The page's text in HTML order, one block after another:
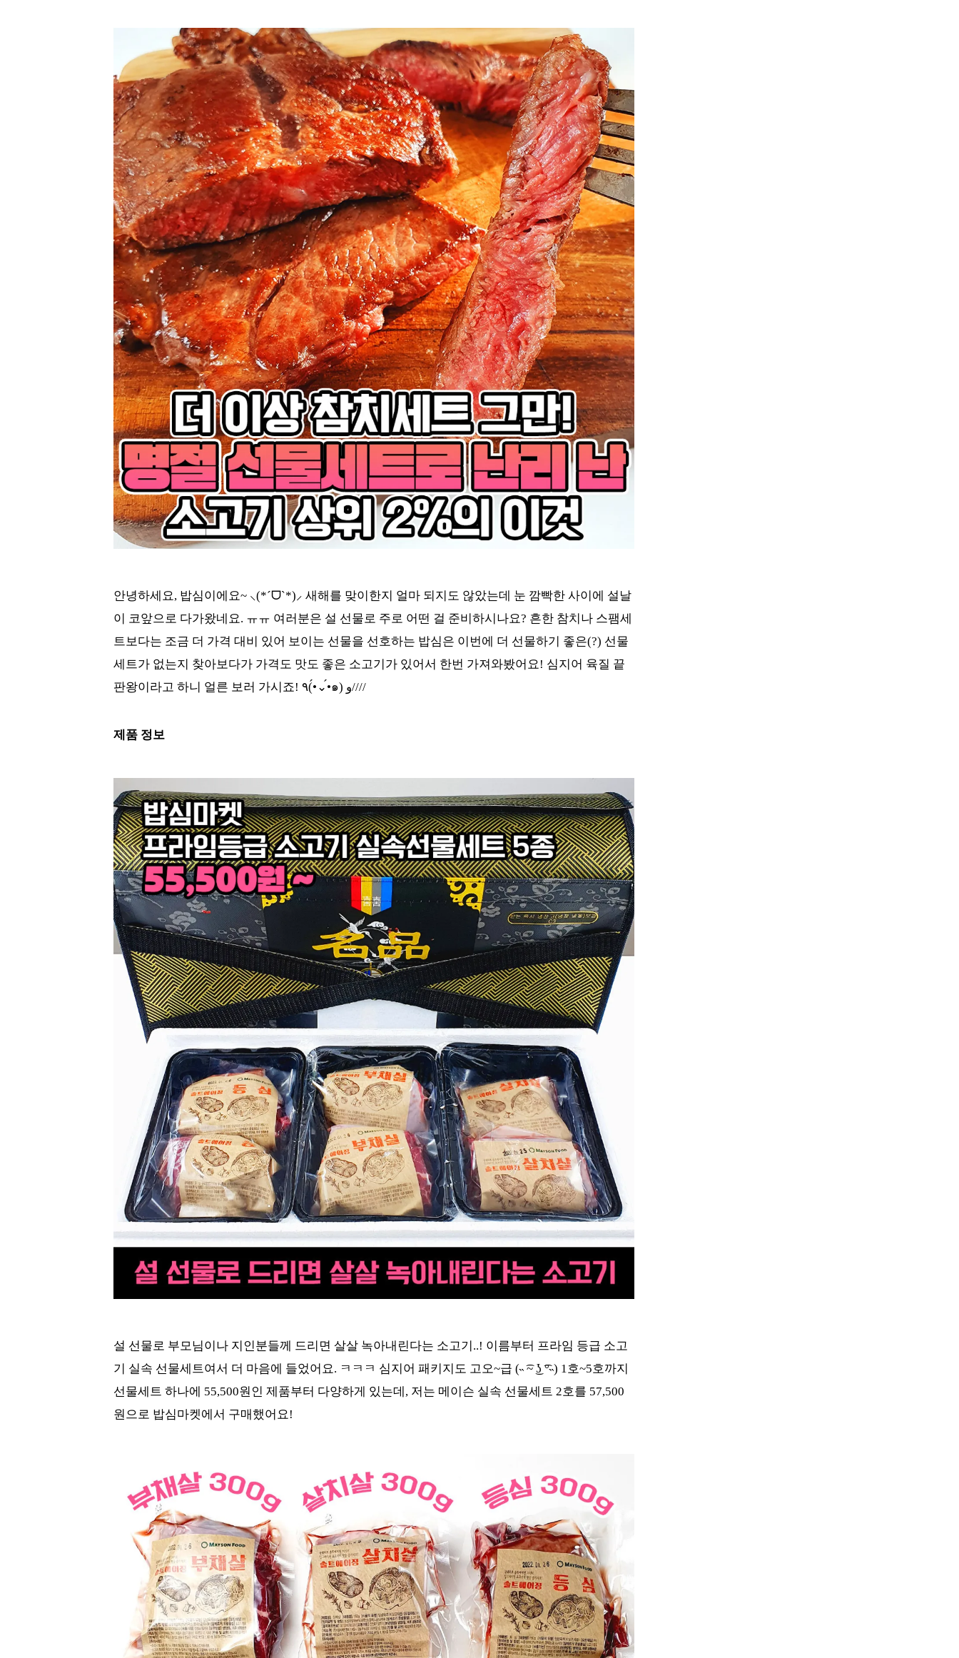
안녕하세요, 밥심이에요~ ⸜(*ˊᗜˋ*)⸝ 새해를 맞이한지 얼마 되지도 않았는데 눈 깜빡한 사이에 설날
이 코앞으로 다가왔네요. ㅠㅠ 여러분은 설 선물로 주로 어떤 걸 준비하시나요? 흔한 참치나 스팸세
트보다는 조금 더 가격 대비 있어 보이는 선물을 선호하는 밥심은 이번에 더 선물하기 좋은(?) 선물
세트가 없는지 찾아보다가 가격도 맛도 좋은 소고기가 있어서 한번 가져와봤어요! 심지어 육질 끝
판왕이라고 하니 얼른 보러 가시죠! ٩(•́⌄•́๑) و////
제품 정보
설 선물로 부모님이나 지인분들께 드리면 살살 녹아내린다는 소고기..! 이름부터 프라임 등급 소고
기 실속 선물세트여서 더 마음에 들었어요. ㅋㅋㅋ 심지어 패키지도 고오~급 (˵ ͡~ ͜ʖ ͡°˵) 1호~5호까지
선물세트 하나에 55,500원인 제품부터 다양하게 있는데, 저는 메이슨 실속 선물세트 2호를 57,500
원으로 밥심마켓에서 구매했어요!